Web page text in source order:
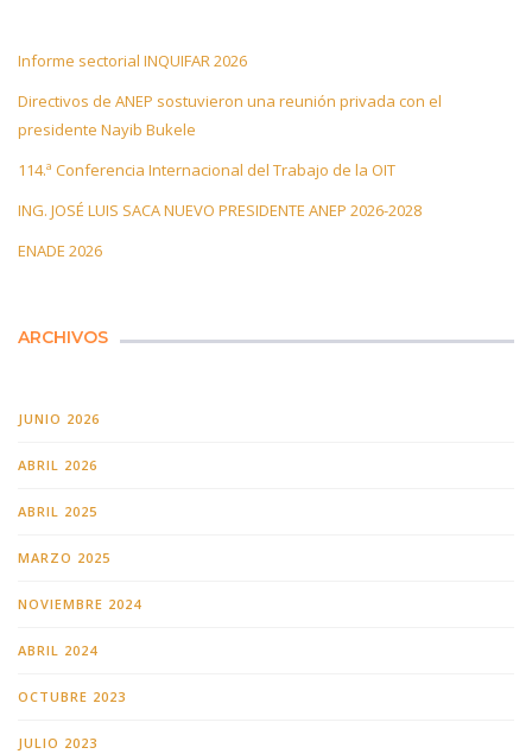
Informe sectorial INQUIFAR 2026
Directivos de ANEP sostuvieron una reunión privada con el
presidente Nayib Bukele
114.ª Conferencia Internacional del Trabajo de la OIT
ING. JOSÉ LUIS SACA NUEVO PRESIDENTE ANEP 2026-2028
ENADE 2026
ARCHIVOS
JUNIO 2026
ABRIL 2026
ABRIL 2025
MARZO 2025
NOVIEMBRE 2024
ABRIL 2024
OCTUBRE 2023
JULIO 2023